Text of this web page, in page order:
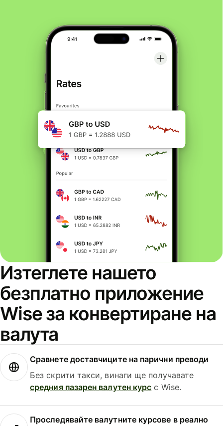
Изтеглете нашето
безплатно приложение
Wise за конвертиране на
валута
Сравнете доставчиците на парични преводи
Без скрити такси, винаги ще получавате
средния пазарен валутен курс с Wise.
Проследявайте валутните курсове в реално